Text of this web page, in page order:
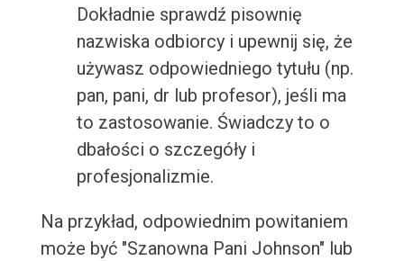
Dokładnie sprawdź pisownię
nazwiska odbiorcy i upewnij się, że
używasz odpowiedniego tytułu (np.
pan, pani, dr lub profesor), jeśli ma
to zastosowanie. Świadczy to o
dbałości o szczegóły i
profesjonalizmie.
Na przykład, odpowiednim powitaniem
może być "Szanowna Pani Johnson" lub